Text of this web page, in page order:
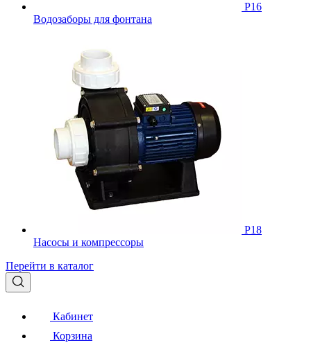
Р16
Водозаборы для фонтана
Р18
Насосы и компрессоры
Перейти в каталог
Кабинет
Корзина